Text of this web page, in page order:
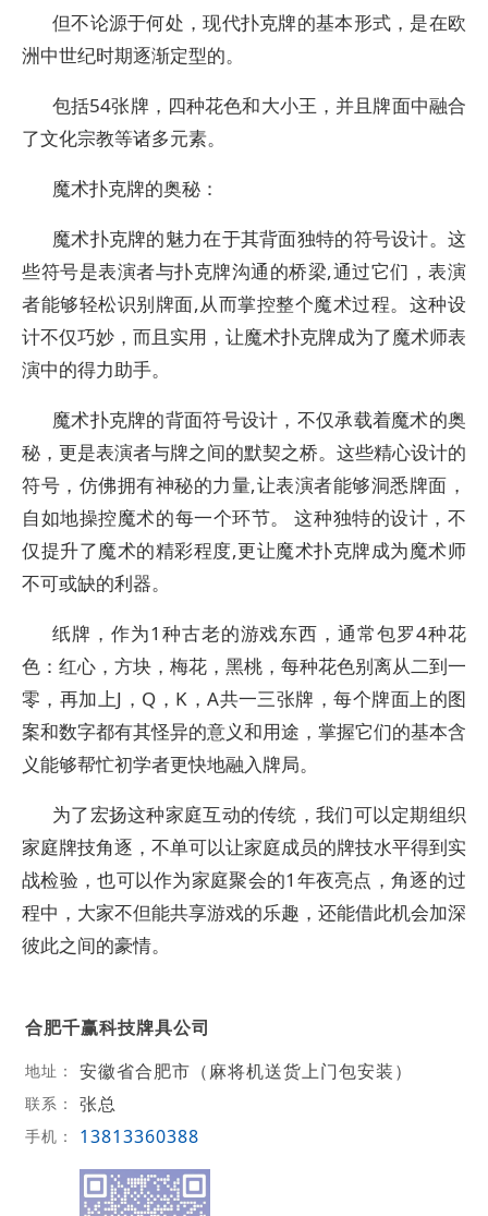
但不论源于何处，现代扑克牌的基本形式，是在欧
洲中世纪时期逐渐定型的。
包括54张牌，四种花色和大小王，并且牌面中融合
了文化宗教等诸多元素。
魔术扑克牌的奥秘：
魔术扑克牌的魅力在于其背面独特的符号设计。这
些符号是表演者与扑克牌沟通的桥梁,通过它们，表演
者能够轻松识别牌面,从而掌控整个魔术过程。这种设
计不仅巧妙，而且实用，让魔术扑克牌成为了魔术师表
演中的得力助手。
魔术扑克牌的背面符号设计，不仅承载着魔术的奥
秘，更是表演者与牌之间的默契之桥。这些精心设计的
符号，仿佛拥有神秘的力量,让表演者能够洞悉牌面，
自如地操控魔术的每一个环节。 这种独特的设计，不
仅提升了魔术的精彩程度,更让魔术扑克牌成为魔术师
不可或缺的利器。
纸牌，作为1种古老的游戏东西，通常包罗4种花
色：红心，方块，梅花，黑桃，每种花色别离从二到一
零，再加上J，Q，K，A共一三张牌，每个牌面上的图
案和数字都有其怪异的意义和用途，掌握它们的基本含
义能够帮忙初学者更快地融入牌局。
为了宏扬这种家庭互动的传统，我们可以定期组织
家庭牌技角逐，不单可以让家庭成员的牌技水平得到实
战检验，也可以作为家庭聚会的1年夜亮点，角逐的过
程中，大家不但能共享游戏的乐趣，还能借此机会加深
彼此之间的豪情。
合肥千赢科技牌具公司
地址： 安徽省合肥市（麻将机送货上门包安装）
联系： 张总
手机： 13813360388